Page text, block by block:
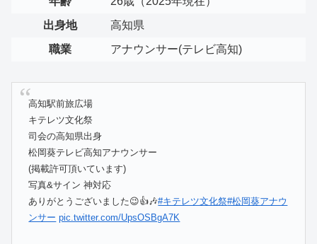
出身地
高知県
職業
アナウンサー(テレビ高知)
高知駅前旅広場
キテレツ文化祭
司会の高知県出身
松岡葵テレビ高知アナウンサー
(掲載許可頂いています)
写真&サイン 神対応
ありがとうございました😉👍️🎶#キテレツ文化祭#松岡葵アナウ
ンサー pic.twitter.com/UpsOSBgA7K